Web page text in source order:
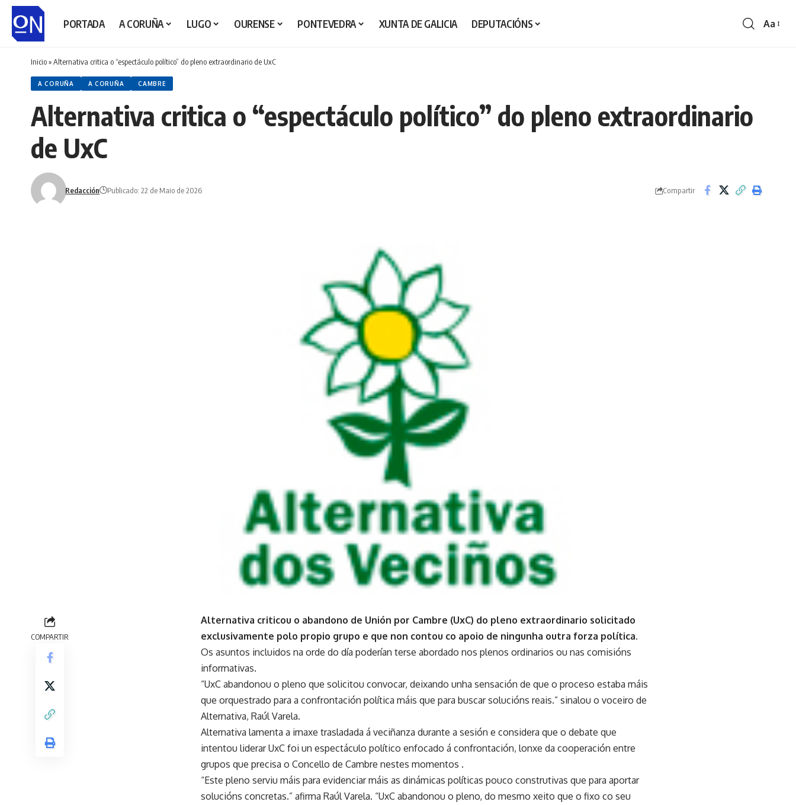
PORTADA A CORUÑA LUGO OURENSE PONTEVEDRA XUNTA DE GALICIA DEPUTACIÓNS Aa
Inicio»Alternativa critica o “espectáculo político” do pleno extraordinario de UxC
A CORUÑA A CORUÑA CAMBRE
Alternativa critica o “espectáculo político” do pleno extraordinario
de UxC
Redacción Publicado: 22 de Maio de 2026 Compartir
COMPARTIR
Alternativa criticou o abandono de Unión por Cambre (UxC) do pleno extraordinario solicitado
exclusivamente polo propio grupo e que non contou co apoio de ningunha outra forza política.
Os asuntos incluidos na orde do día poderían terse abordado nos plenos ordinarios ou nas comisións
informativas.
“UxC abandonou o pleno que solicitou convocar, deixando unha sensación de que o proceso estaba máis
que orquestrado para a confrontación política máis que para buscar solucións reais.” sinalou o voceiro de
Alternativa, Raúl Varela.
Alternativa lamenta a imaxe trasladada á veciñanza durante a sesión e considera que o debate que
intentou liderar UxC foi un espectáculo político enfocado á confrontación, lonxe da cooperación entre
grupos que precisa o Concello de Cambre nestes momentos .
“Este pleno serviu máis para evidenciar máis as dinámicas políticas pouco construtivas que para aportar
solucións concretas.” afirma Raúl Varela. “UxC abandonou o pleno, do mesmo xeito que o fixo co seu